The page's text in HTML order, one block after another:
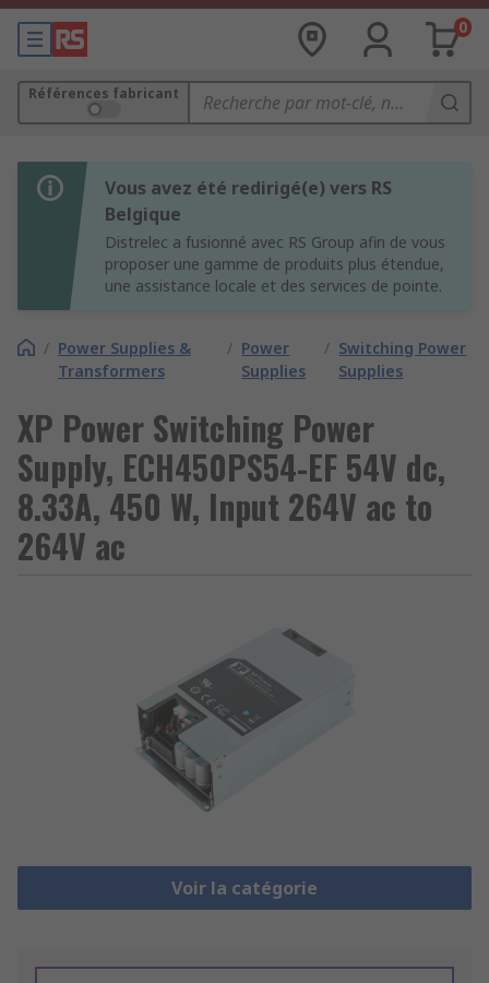
0
Références fabricant
Vous avez été redirigé(e) vers RS
Belgique
Distrelec a fusionné avec RS Group afin de vous
proposer une gamme de produits plus étendue,
une assistance locale et des services de pointe.
/ Power Supplies &
Transformers
/ Power
Supplies
/ Switching Power
Supplies
XP Power Switching Power
Supply, ECH450PS54-EF 54V dc,
8.33A, 450 W, Input 264V ac to
264V ac
Voir la catégorie